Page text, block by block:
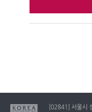
[02841] 서울시